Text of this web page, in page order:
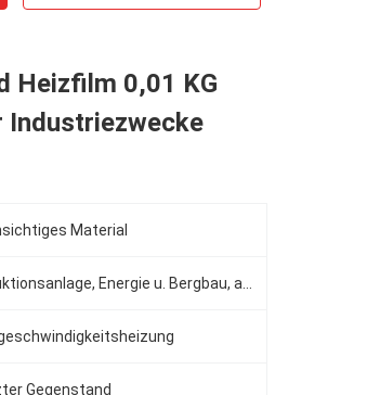
Heizfilm 0,01 KG
Industriezwecke
Material
Gegenstand